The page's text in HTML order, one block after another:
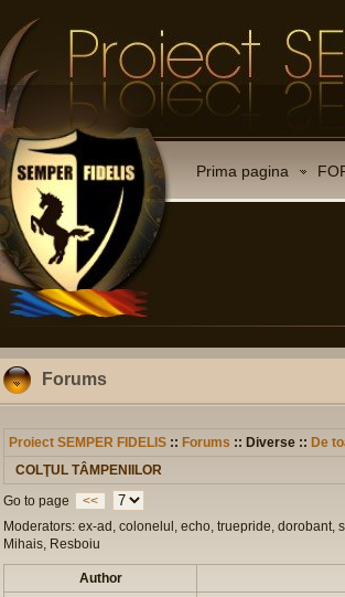
Prima pagina
Forums
Proiect SEMPER FIDELIS :: Forums :: Diverse :: De
COLŢUL TÂMPENIILOR
Go to page
<<
Moderators: ex-ad, colonelul, echo, truepride, dorobant,
Mihais, Resboiu
Author